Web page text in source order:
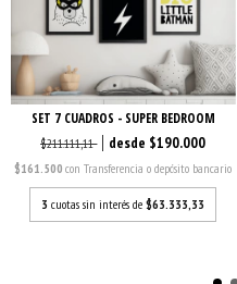
SET 7 CUADROS - SUPER BEDROOM
$211.111,11 $190.000
$161.500con Transferencia o depósito bancario
3 cuotas sin interés de$63.333,33